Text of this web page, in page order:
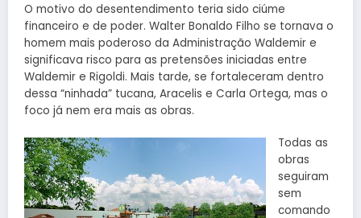
O motivo do desentendimento teria sido ciúme
financeiro e de poder. Walter Bonaldo Filho se tornava o
homem mais poderoso da Administração Waldemir e
significava risco para as pretensões iniciadas entre
Waldemir e Rigoldi. Mais tarde, se fortaleceram dentro
dessa “ninhada” tucana, Aracelis e Carla Ortega, mas o
foco já nem era mais as obras.
Todas as
obras
seguiram
sem
comando